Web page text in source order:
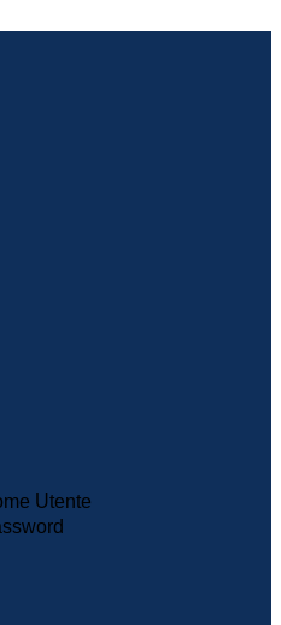
Utente